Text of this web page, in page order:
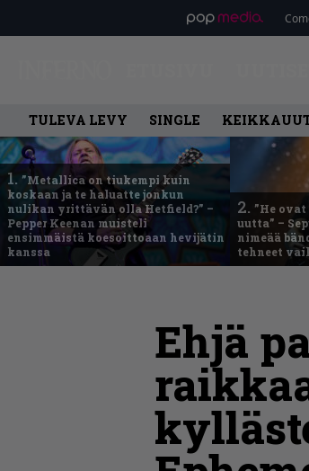
TULEVA LEVY SINGLE
1. ”Metallica on tiukempi kuin
koskaan ja te haluatte jonkun
nulikan yrittävän olla Hetfield?” –
Pepper Keenan muisteli
ensimmäistä koesoittoaan hevijätin
kanssa
2. ”He
uutta” –
nimeää
tehneet
Ehjä